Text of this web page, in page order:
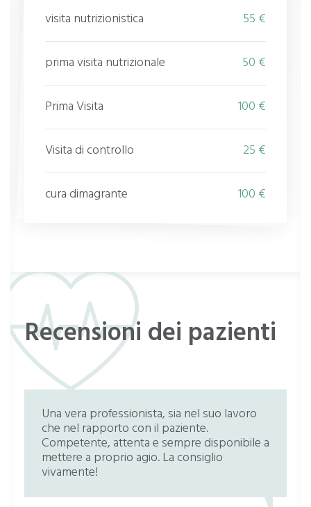
visita nutrizionistica 55 €
prima visita nutrizionale 50 €
Prima Visita 100 €
Visita di controllo 25 €
cura dimagrante 100 €
Recensioni dei pazienti
Una vera professionista, sia nel suo lavoro
che nel rapporto con il paziente.
Competente, attenta e sempre disponibile a
mettere a proprio agio. La consiglio
vivamente!